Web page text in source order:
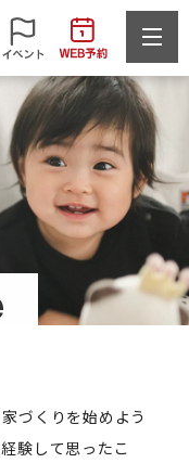
家づくりを始めよう
験して思ったこ